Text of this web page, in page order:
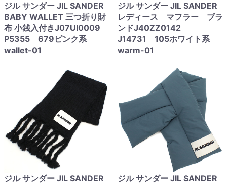
ジル サンダー JIL SANDER
BABY WALLET 三つ折り財
布 小銭入付きJ07UI0009
P5355 679ピンク系
wallet-01
ジル サンダー JIL SANDER
レディース マフラー ブラ
ンドJ40ZZ0142
J14731 105ホワイト系
warm-01
ジル サンダー JIL SANDER
ジル サンダー JIL SANDER